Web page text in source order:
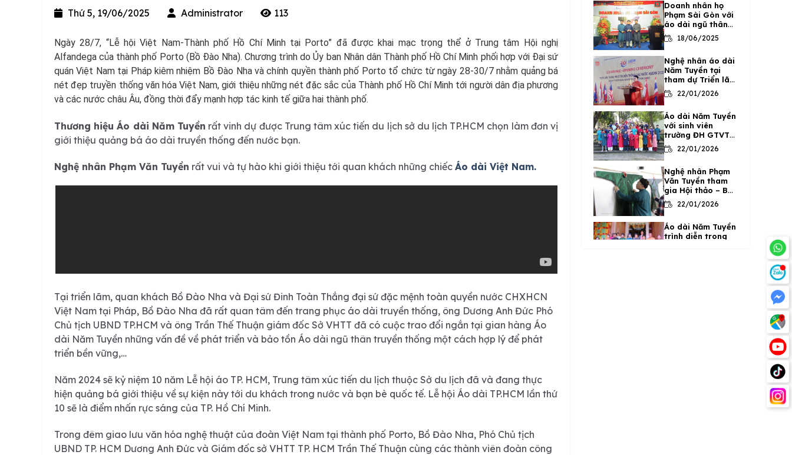
Thứ 5, 19/06/2025 Administrator 113
Ngày 28/7, “Lễ hội Việt Nam-Thành phố Hồ Chí Minh tại Porto” đã được khai mạc trọng thể ở Trung tâm Hội nghị
Alfandega của thành phố Porto (Bồ Đào Nha). Chương trình do Ủy ban Nhân dân Thành phố Hồ Chí Minh phối hợp với Đại sứ
quán Việt Nam tại Pháp kiêm nhiệm Bồ Đào Nha và chính quyền thành phố Porto tổ chức từ ngày 28-30/7 nhằm quảng bá
nét đẹp truyền thống văn hóa Việt Nam, giới thiệu những nét đặc sắc của Thành phố Hồ Chí Minh tới người dân địa phương
và các nước châu Âu, đồng thời đẩy mạnh hợp tác kinh tế giữa hai thành phố.
Thương hiệu Áo dài Năm Tuyền rất vinh dự được Trung tâm xúc tiến du lịch sở du lịch TP.HCM chọn làm đơn vị
giới thiệu quảng bá áo dài truyền thống đến nước bạn.
Nghệ nhân Phạm Văn Tuyền rất vui và tự hào khi giới thiệu tới quan khách những chiếc Áo dài Việt Nam.
Tại triển lãm, quan khách Bồ Đào Nha và Đại sứ Đinh Toàn Thắng đại sứ đặc mệnh toàn quyền nước CHXHCN
Việt Nam tại Pháp, Bồ Đào Nha đã rất quan tâm đến trang phục áo dài truyền thống, ông Dương Anh Đức Phó
Chủ tịch UBND TP.HCM và ông Trần Thế Thuận giám đốc Sở VHTT đã có cuộc trao đổi ngắn tại gian hàng Áo
dài Năm Tuyền những vấn đề về phát triển và bảo tồn Áo dài ngũ thân truyền thống một cách hợp lý để phát
triển bền vững,…
Năm 2024 sẽ kỷ niệm 10 năm Lễ hội áo TP. HCM, Trung tâm xúc tiến du lịch thuộc Sở du lịch đã và đang thực
hiện quảng bá giới thiệu về sự kiện này tới du khách trong nước và bạn bè quốc tế. Lễ hội Áo dài TP.HCM lần thứ
10 sẽ là điểm nhấn rực sáng của TP. Hồ Chí Minh.
Trong đêm giao lưu văn hóa nghệ thuật của đoàn Việt Nam tại thành phố Porto, Bồ Đào Nha, Phó Chủ tịch
UBND TP. HCM Dương Anh Đức và Giám đốc sở VHTT TP. HCM Trần Thế Thuận cùng các thành viên đoàn công
năm 2019
Doanh nhân họ
Phạm Sài Gòn với
áo dài ngũ thân
truyền thống Năm
Tuyền
18/06/2025
Nghệ nhân áo dài
Năm Tuyền tại
tham dự Triển lãm
trang phục truyền
thống các nước
tại Hà Nội
22/01/2026
Áo dài Năm Tuyền
với sinh viên
trường ĐH GTVT
Phân hiệu TP.HCM
trong Lễ tốt
22/01/2026
Nghệ nhân Phạm
Văn Tuyền tham
gia Hội thảo – Bàn
về giải pháp bảo
tồn và phát triển
truyền thống 2020
tại Hà Nội
22/01/2026
Áo dài Năm Tuyền
trình diễn trong